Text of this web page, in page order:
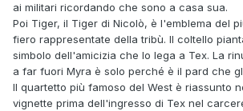
ai militari ricordando che sono a casa sua.
Poi Tiger, il Tiger di Nicolò, è l'emblema del
fiero rappresentate della tribù. Il coltello
simbolo dell'amicizia che lo lega a Tex. La
a far fuori Myra è solo perché è il pard che
Il quartetto più famoso del West è riassunto
vignette prima dell'ingresso di Tex nel